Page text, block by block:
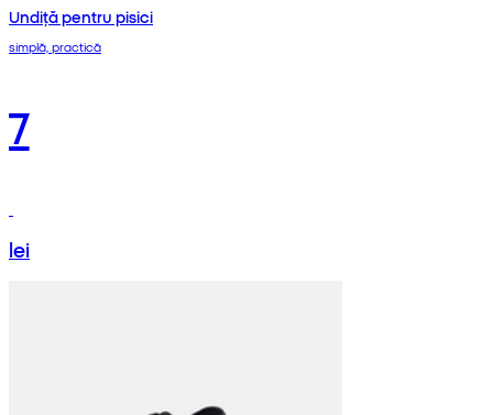
Undiță pentru pisici
simplă, practică
7
lei